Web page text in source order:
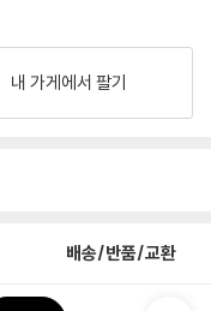
내 가게에서 팔기
배송/반품/교환